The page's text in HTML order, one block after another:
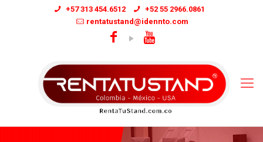
+57 313 454.6512
+52 55 2966.0861
rentatustand@idennto.com